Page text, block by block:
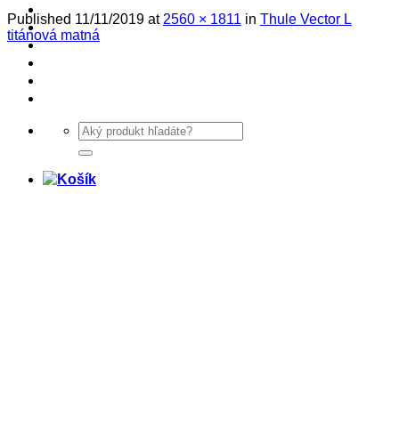
Produkty
Špičkový UEBLER
Hľadať:
Published 11/11/2019 at 2560 × 1811 in Thule Vector L
titánová matná